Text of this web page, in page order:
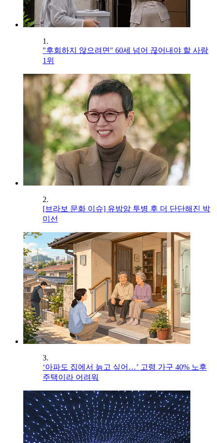
1.
"후회하지 않으려면" 60세 넘어 끊어내야 할 사람
1위
2.
[브라보 문화 이슈] 유방암 투병 후 더 단단해진 박
미선
3.
‘아파도 집에서 늙고 싶어…’ 고령 가구 40% 노후
주택이라 어려워